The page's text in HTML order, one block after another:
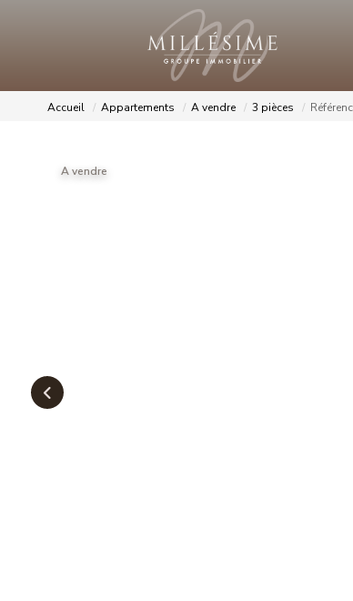
Accueil Appartements A vendre 3 pièces
A vendre